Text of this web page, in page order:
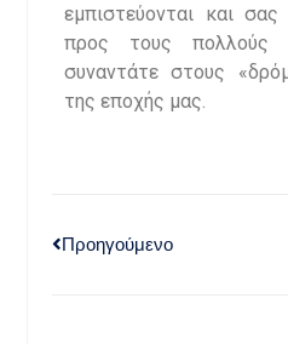
εμπιστεύονται και
προς τους πολλούς
συναντάτε στους
της εποχής μας.
Προηγούμενο